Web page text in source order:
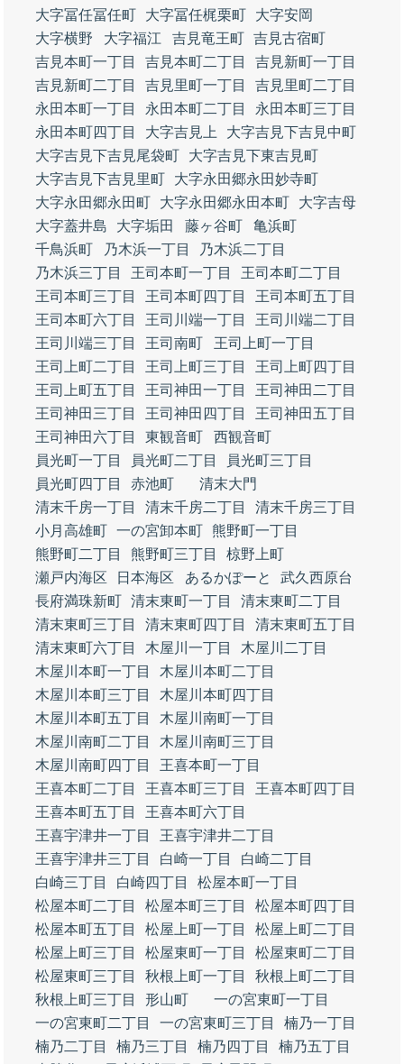
大字冨任冨任町
大字冨任梶栗町
大字安岡
大字横野
大字福江 吉見竜王町 吉見古宿町
吉見本町一丁目
吉見本町二丁目
吉見新町一丁目
吉見新町二丁目
吉見里町一丁目
吉見里町二丁目
永田本町一丁目
永田本町二丁目
永田本町三丁目
永田本町四丁目
大字吉見上
大字吉見下吉見中町
大字吉見下吉見尾袋町
大字吉見下東吉見町
大字吉見下吉見里町
大字永田郷永田妙寺町
大字永田郷永田町
大字永田郷永田本町
大字吉母
大字蓋井島
大字垢田 藤ヶ谷町
亀浜町
千鳥浜町
乃木浜一丁目
乃木浜二丁目
乃木浜三丁目
王司本町一丁目
王司本町二丁目
王司本町三丁目
王司本町四丁目
王司本町五丁目
王司本町六丁目
王司川端一丁目
王司川端二丁目
王司川端三丁目
王司南町
王司上町一丁目
王司上町二丁目
王司上町三丁目
王司上町四丁目
王司上町五丁目
王司神田一丁目
王司神田二丁目
王司神田三丁目
王司神田四丁目
王司神田五丁目
王司神田六丁目
東観音町
西観音町
員光町一丁目
員光町二丁目
員光町三丁目
員光町四丁目
赤池町
清末大門
清末千房一丁目
清末千房二丁目
清末千房三丁目
小月高雄町 一の宮卸本町
熊野町一丁目
熊野町二丁目
熊野町三丁目
椋野上町
瀬戸内海区
日本海区 あるかぽーと
武久西原台
長府満珠新町 清末東町一丁目
清末東町二丁目
清末東町三丁目
清末東町四丁目
清末東町五丁目
清末東町六丁目
木屋川一丁目
木屋川二丁目
木屋川本町一丁目
木屋川本町二丁目
木屋川本町三丁目
木屋川本町四丁目
木屋川本町五丁目
木屋川南町一丁目
木屋川南町二丁目
木屋川南町三丁目
木屋川南町四丁目
王喜本町一丁目
王喜本町二丁目
王喜本町三丁目
王喜本町四丁目
王喜本町五丁目
王喜本町六丁目
王喜宇津井一丁目
王喜宇津井二丁目
王喜宇津井三丁目
白崎一丁目
白崎二丁目
白崎三丁目
白崎四丁目
松屋本町一丁目
松屋本町二丁目
松屋本町三丁目
松屋本町四丁目
松屋本町五丁目
松屋上町一丁目
松屋上町二丁目
松屋上町三丁目
松屋東町一丁目
松屋東町二丁目
松屋東町三丁目
秋根上町一丁目
秋根上町二丁目
秋根上町三丁目
形山町
一の宮東町一丁目
一の宮東町二丁目
一の宮東町三丁目
楠乃一丁目
楠乃二丁目
楠乃三丁目 楠乃四丁目
楠乃五丁目